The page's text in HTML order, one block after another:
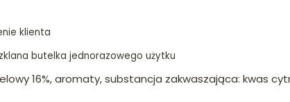
klienta
butelka jednorazowego użytku
16%, aromaty, substancja zakwaszająca: kwas